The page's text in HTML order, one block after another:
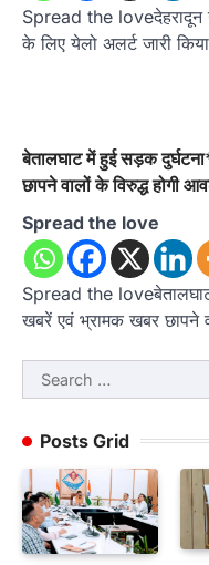
Spread the loveदेहरादून
के लिए येलो अलर्ट जारी
बेतालघाट में हुई सड़क
छापने वालों के विरुद्ध होगी
Spread the love
Spread the
खबरें एवं भ्रामक खबर छापने
Search
for:
Posts Grid